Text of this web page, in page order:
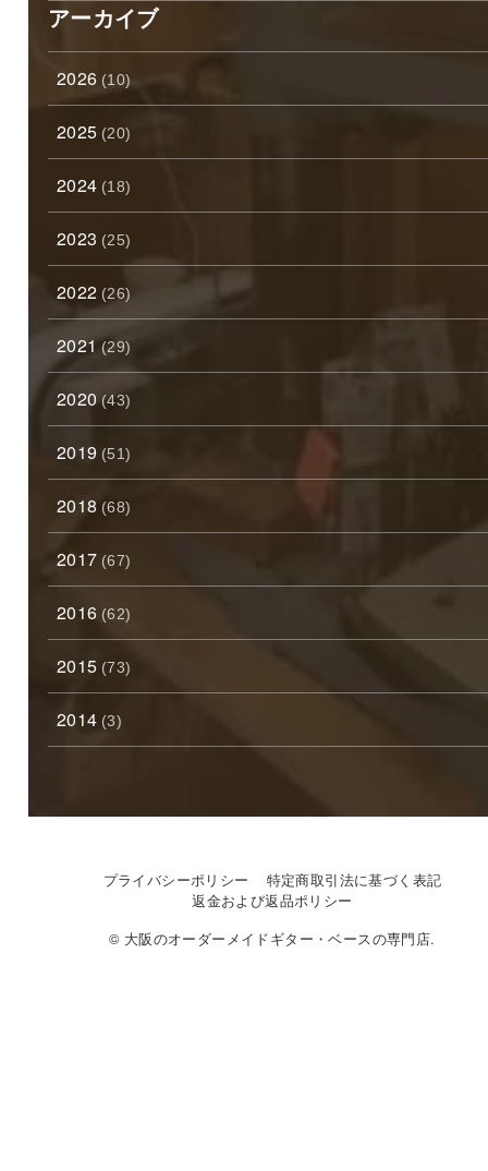
アーカイブ
2026 (10)
2025 (20)
2024 (18)
2023 (25)
2022 (26)
2021 (29)
2020 (43)
2019 (51)
2018 (68)
2017 (67)
2016 (62)
2015 (73)
2014 (3)
プライバシーポリシー
特定商取引法に基づく表記
返金および返品ポリシー
© 大阪のオーダーメイドギター・ベースの専門店.